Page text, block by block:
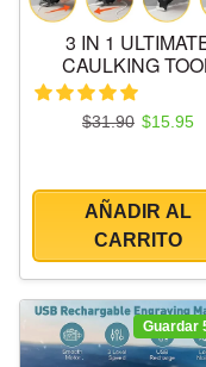
3 IN 1
CAULKING
Precio regular
$31.90 Precio
$15.95
AÑADIR AL
CARRITO
Guardar